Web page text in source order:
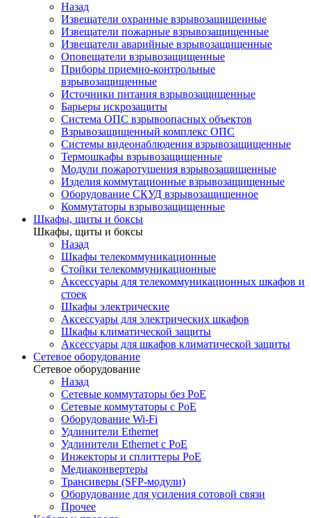
Назад
Извещатели охранные взрывозащищенные
Извещатели пожарные взрывозащищенные
Извещатели аварийные взрывозащищенные
Оповещатели взрывозащищенные
Приборы приемно-контрольные
взрывозащищенные
Источники питания взрывозащищенные
Барьеры искрозащиты
Система ОПС взрывоопасных объектов
Взрывозащищенный комплекс ОПС
Системы видеонаблюдения взрывозащищенные
Термошкафы взрывозащищенные
Модули пожаротушения взрывозащищенные
Изделия коммутационные взрывозащищенные
Оборудование СКУД взрывозащищенное
Коммутаторы взрывозащищенные
Шкафы, щиты и боксы
Шкафы, щиты и боксы
Назад
Шкафы телекоммуникационные
Стойки телекоммуникационные
Аксессуары для телекоммуникационных шкафов и
стоек
Шкафы электрические
Аксессуары для электрических шкафов
Шкафы климатической защиты
Аксессуары для шкафов климатической защиты
Сетевое оборудование
Сетевое оборудование
Назад
Сетевые коммутаторы без PoE
Сетевые коммутаторы с PoE
Оборудование Wi-Fi
Удлинители Ethernet
Удлинители Ethernet с PoE
Инжекторы и сплиттеры PoE
Медиаконвертеры
Трансиверы (SFP-модули)
Оборудование для усиления сотовой связи
Прочее